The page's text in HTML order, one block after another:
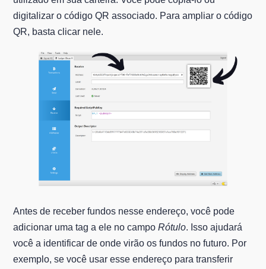
digitalizar o código QR associado. Para ampliar o código
QR, basta clicar nele.
Antes de receber fundos nesse endereço, você pode
adicionar uma tag a ele no campoRótulo. Isso ajudará
você a identificar de onde virão os fundos no futuro. Por
exemplo, se você usar esse endereço para transferir